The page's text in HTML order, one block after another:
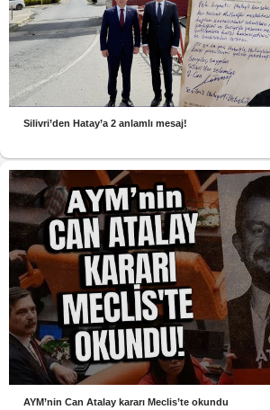
Silivri’den Hatay’a 2 anlamlı mesaj!
AYM’nin Can Atalay kararı Meclis’te okundu